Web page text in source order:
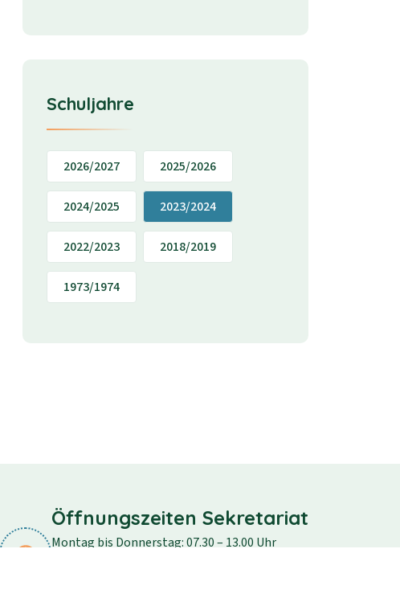
Schuljahre
2026/2027 2025/2026
2024/2025 2023/2024
2022/2023 2018/2019
1973/1974
Öffnungszeiten Sekretariat
Montag bis Donnerstag: 07.30 – 13.00 Uhr